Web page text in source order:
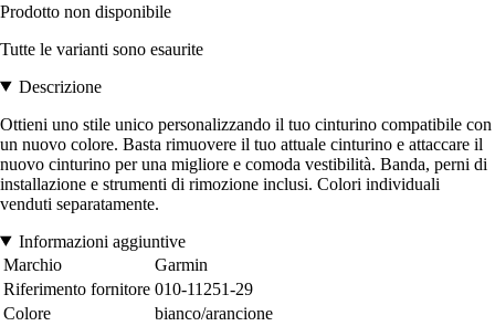
Prodotto non disponibile
Tutte le varianti sono esaurite
Descrizione
Ottieni uno stile unico personalizzando il tuo cinturino compatibile con
un nuovo colore. Basta rimuovere il tuo attuale cinturino e attaccare il
nuovo cinturino per una migliore e comoda vestibilità. Banda, perni di
installazione e strumenti di rimozione inclusi. Colori individuali
venduti separatamente.
Informazioni aggiuntive
Marchio
Garmin
Riferimento fornitore 010-11251-29
Colore
bianco/arancione